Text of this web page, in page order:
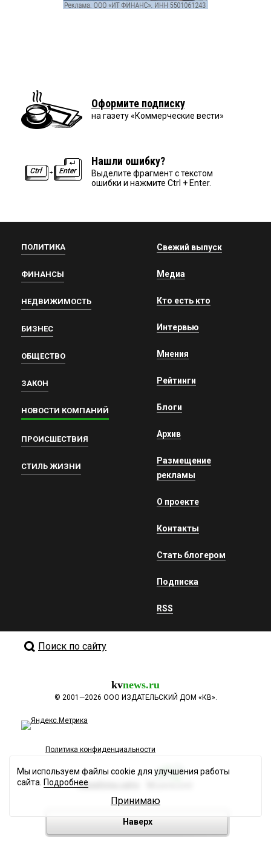
Оформите подписку
на газету «Коммерческие вести»
Нашли ошибку?
Выделите фрагмент с текстом
ошибки и нажмите Ctrl + Enter.
ПОЛИТИКА
ФИНАНСЫ
НЕДВИЖИМОСТЬ
БИЗНЕС
ОБЩЕСТВО
ЗАКОН
НОВОСТИ КОМПАНИЙ
ПРОИСШЕСТВИЯ
СТИЛЬ ЖИЗНИ
Свежий выпуск
Медиа
Кто есть кто
Интервью
Мнения
Рейтинги
Блоги
Архив
Размещение
рекламы
О проекте
Контакты
Стать блогером
Подписка
RSS
Поиск по сайту
kvnews.ru
© 2001—2026 ООО ИЗДАТЕЛЬСКИЙ ДОМ «КВ».
Политика конфиденциальности
Разработка сайта
Наверх
Мы используем файлы cookie для улучшения работы
сайта. Подробнее
Принимаю